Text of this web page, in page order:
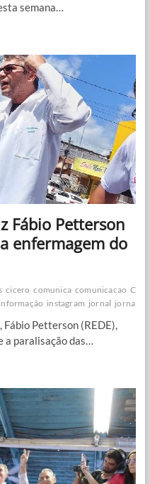
semana…
Fábio Petterson
enfermagem do
cicero comunica comunicacao
informação instagram jornal
Petterson (REDE),
a paralisação das…